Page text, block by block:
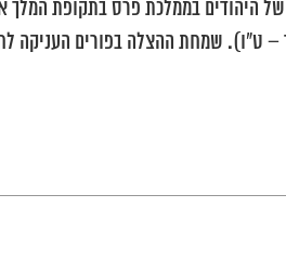
היהודים בממלכת פרס בתקופת המלך
– ט"ו). שמחת ההצלה בפורים העניקה